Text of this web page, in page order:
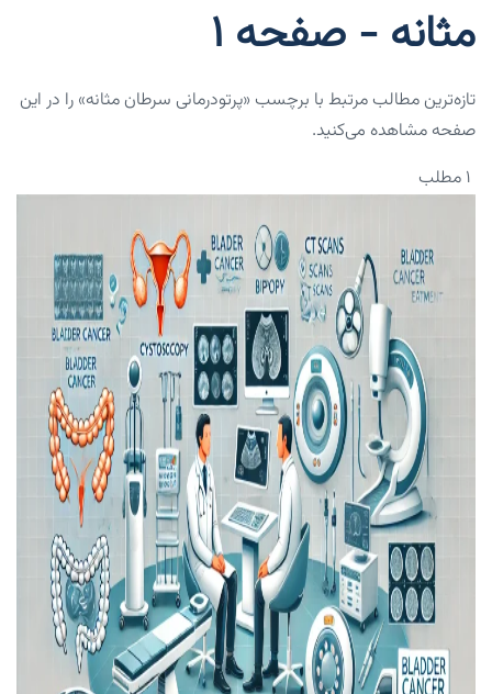
مثانه - صفحه 1
تازه‌ترین مطالب مرتبط با برچسب «پرتودرمانی سرطان مثانه» را در این
صفحه مشاهده می‌کنید.
۱ مطلب